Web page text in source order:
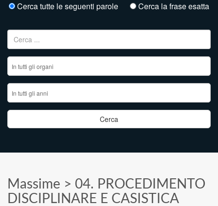
Cerca tutte le seguenti parole Cerca la frase esatta
Ricerca per:
Massime > 04. PROCEDIMENTO
DISCIPLINARE E CASISTICA